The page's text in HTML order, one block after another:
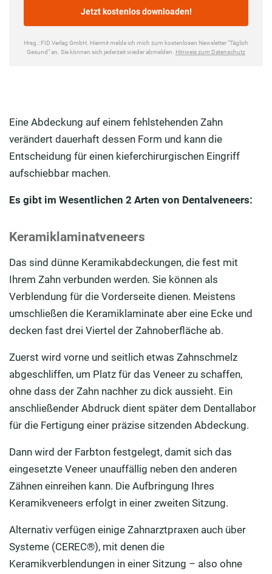
Eine Abdeckung auf einem fehlstehenden Zahn
verändert dauerhaft dessen Form und kann die
Entscheidung für einen kieferchirurgischen Eingriff
aufschiebbar machen.
Es gibt im Wesentlichen 2 Arten von Dentalveneers:
Keramiklaminatveneers
Das sind dünne Keramikabdeckungen, die fest mit
Ihrem Zahn verbunden werden. Sie können als
Verblendung für die Vorderseite dienen. Meistens
umschließen die Keramiklaminate aber eine Ecke und
decken fast drei Viertel der Zahnoberfläche ab.
Zuerst wird vorne und seitlich etwas Zahnschmelz
abgeschliffen, um Platz für das Veneer zu schaffen,
ohne dass der Zahn nachher zu dick aussieht. Ein
anschließender Abdruck dient später dem Dentallabor
für die Fertigung einer präzise sitzenden Abdeckung.
Dann wird der Farbton festgelegt, damit sich das
eingesetzte Veneer unauffällig neben den anderen
Zähnen einreihen kann. Die Aufbringung Ihres
Keramikveneers erfolgt in einer zweiten Sitzung.
Alternativ verfügen einige Zahnarztpraxen auch über
Systeme (CEREC®), mit denen die
Keramikverblendungen in einer Sitzung – also ohne